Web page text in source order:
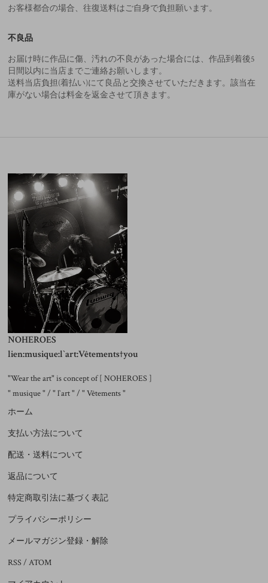
お客様都合の場合、往復送料はご自身で負担願います。
不良品
お届け時に作品に傷、汚れの不良があった場合には、作品到着後5
日間以内に当店までご連絡お願いします。
送料当店負担(着払い)にて良品と交換させていただきます。該当在
庫がない場合は料金を返金させて頂きます。
NOHEROES
lien:musique:l`art:Vêtements†you
"Wear the art" is concept of [ NOHEROES ]
" musique " / " l`art " / " Vêtements "
ホーム
支払い方法について
配送・送料について
返品について
特定商取引法に基づく表記
プライバシーポリシー
メールマガジン登録・解除
RSS/ATOM